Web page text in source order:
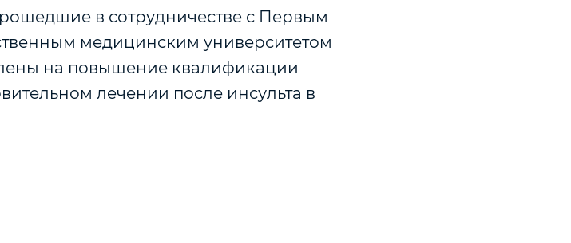
в сотрудничестве с Первым
медицинским университетом
на повышение квалификации
лечении после инсульта в